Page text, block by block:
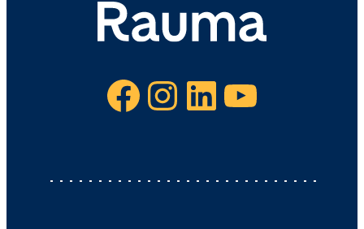
Facebook Instagram LinkedIn YouTube